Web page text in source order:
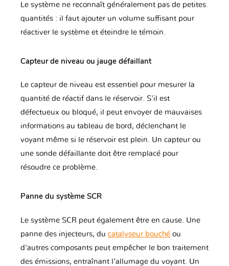
Le système ne reconnaît généralement pas de petites
quantités : il faut ajouter un volume suffisant pour
réactiver le système et éteindre le témoin.
Capteur de niveau ou jauge défaillant
Le capteur de niveau est essentiel pour mesurer la
quantité de réactif dans le réservoir. S'il est
défectueux ou bloqué, il peut envoyer de mauvaises
informations au tableau de bord, déclenchant le
voyant même si le réservoir est plein. Un capteur ou
une sonde défaillante doit être remplacé pour
résoudre ce problème.
Panne du système SCR
Le système SCR peut également être en cause. Une
panne des injecteurs, du catalyseur bouché ou
d'autres composants peut empêcher le bon traitement
des émissions, entraînant l'allumage du voyant. Un